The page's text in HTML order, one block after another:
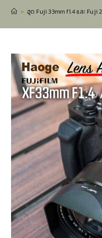
> ฮูด Fuji 33mm f1.4 และ Fuji